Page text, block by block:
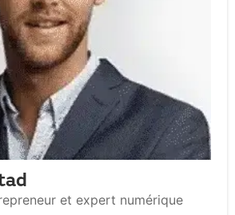
et expert numérique